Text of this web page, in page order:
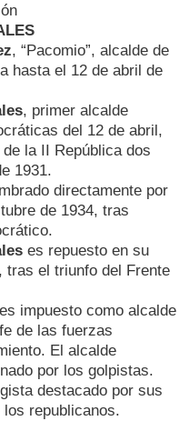
, “Pacomio”, alcalde de
hasta el 12 de abril de
, primer alcalde
del 12 de abril,
la II República dos
1931.
directamente por
de 1934, tras
es repuesto en su
tras el triunfo del Frente
es impuesto como alcalde
de las fuerzas
El alcalde
por los golpistas.
destacado por sus
republicanos.